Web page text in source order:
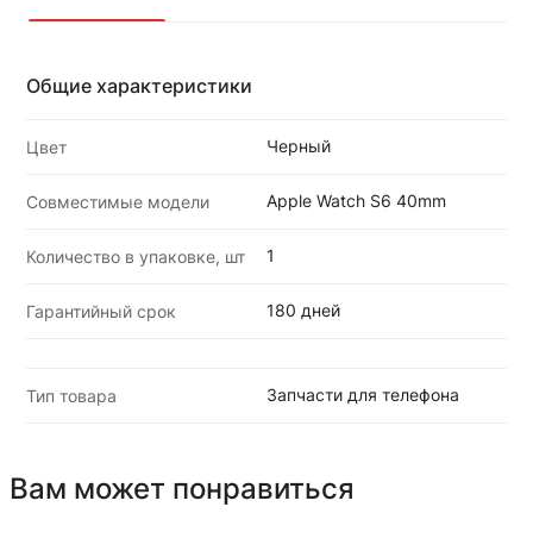
Общие характеристики
Цвет Черный
Совместимые модели Apple Watch S6 40mm
Количество в упаковке, шт 1
Гарантийный срок 180 дней
Тип товара Запчасти для телефона
Вам может понравиться